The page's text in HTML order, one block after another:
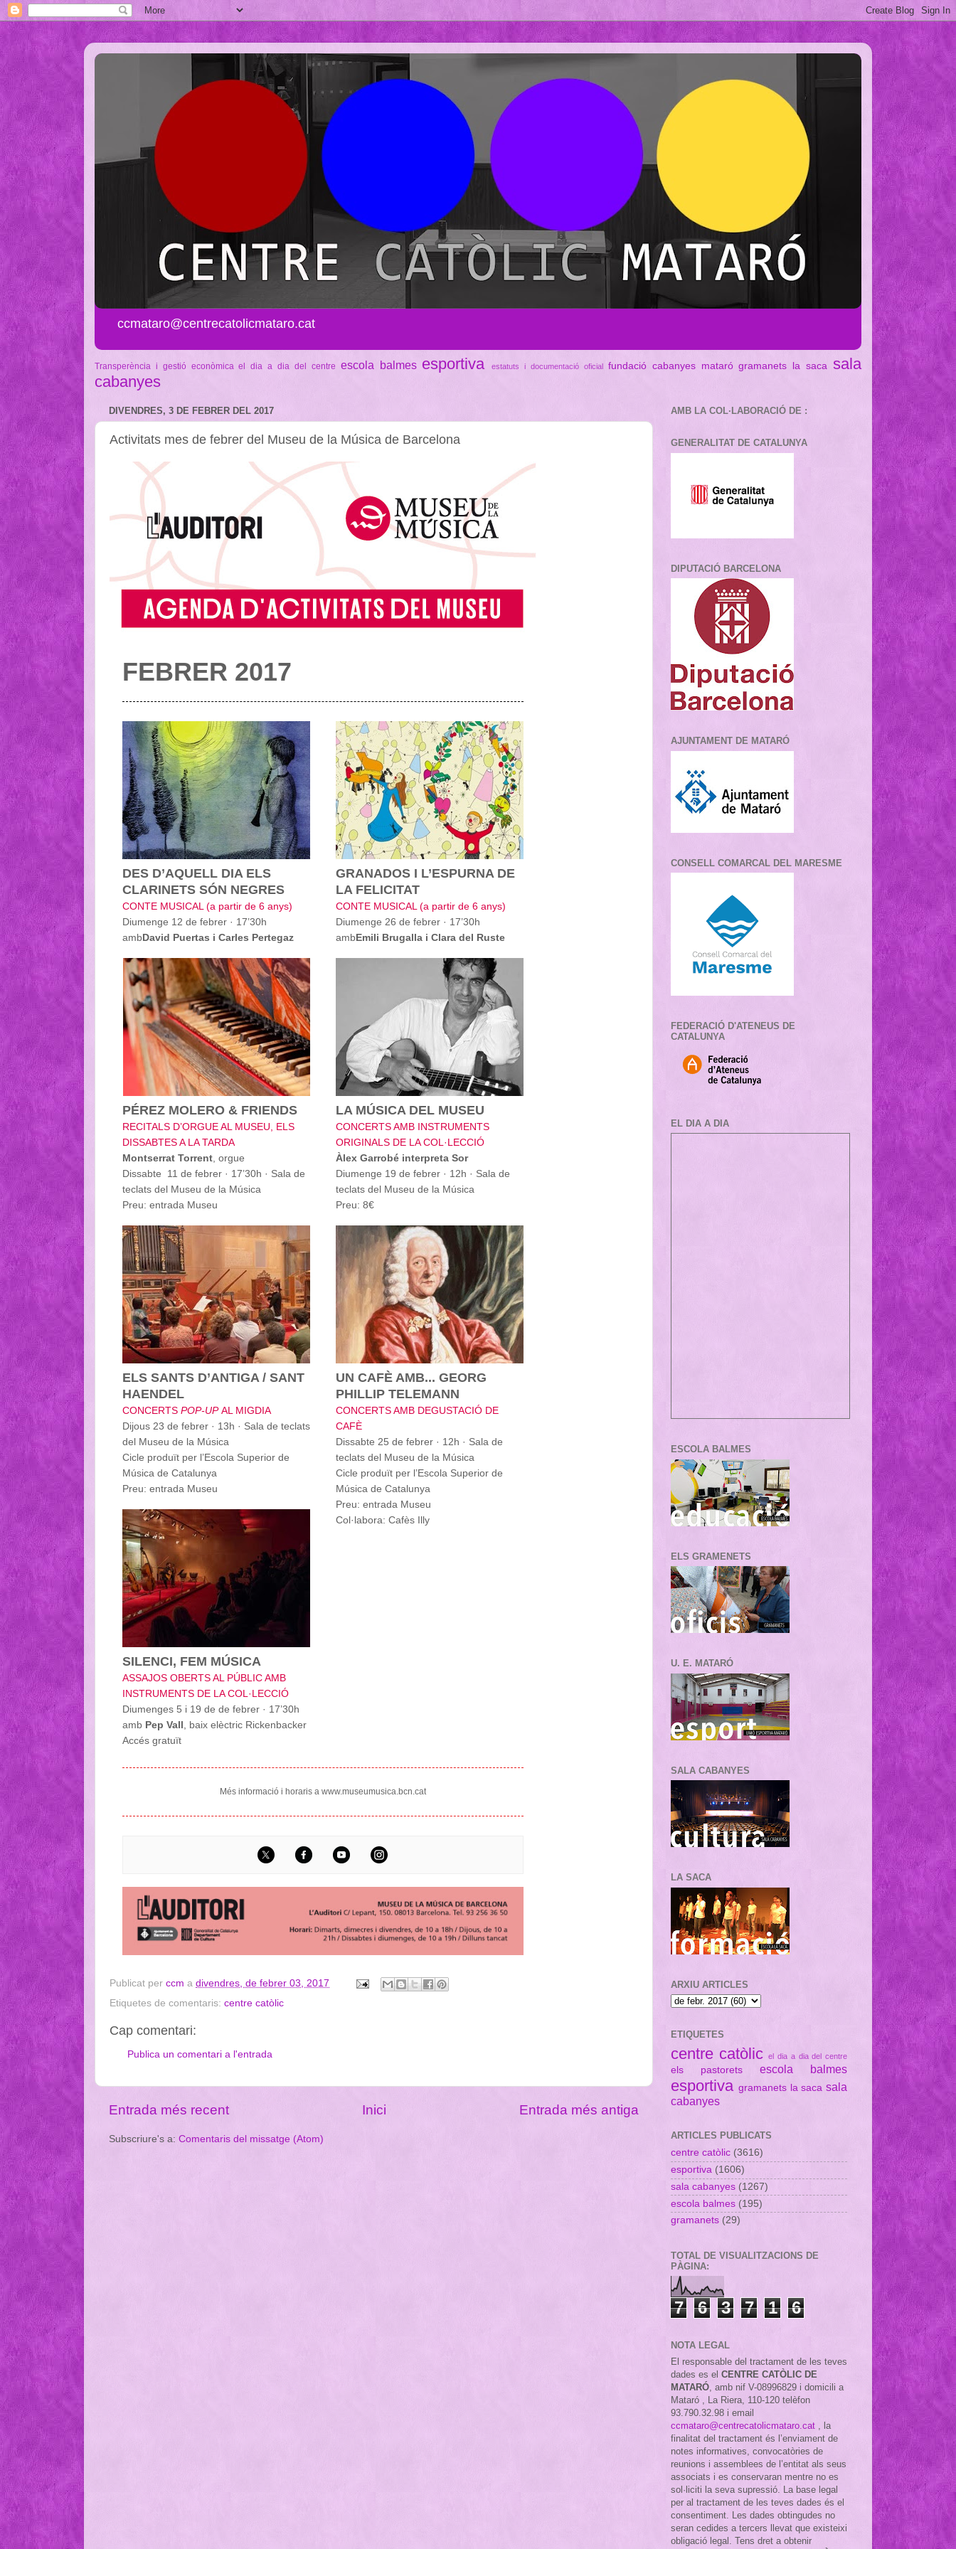
ccmataro@centrecatolicmataro.cat
Transperència i gestió econòmica el dia a dia del centre escola balmes esportiva estatuts i documentació oficial fundació cabanyes mataró gramanets la saca
sala
cabanyes
DIVENDRES, 3 DE FEBRER DEL 2017
Activitats mes de febrer del Museu de la Música de Barcelona
FEBRER 2017
DES D’AQUELL DIA ELS
CLARINETS SÓN NEGRES
CONTE MUSICAL (a partir de 6 anys)
Diumenge 12 de febrer · 17’30h
ambDavid Puertas i Carles Pertegaz
PÉREZ MOLERO & FRIENDS
RECITALS D’ORGUE AL MUSEU, ELS
DISSABTES A LA TARDA
Montserrat Torrent , orgue
Dissabte 11 de febrer · 17’30h · Sala de
teclats del Museu de la Música
Preu: entrada Museu
ELS SANTS D’ANTIGA / SANT
HAENDEL
CONCERTS POP-UPAL MIGDIA
Dijous 23 de febrer · 13h · Sala de teclats
del Museu de la Música
Cicle produït per l’Escola Superior de
Música de Catalunya
Preu: entrada Museu
SILENCI, FEM MÚSICA
ASSAJOS OBERTS AL PÚBLIC AMB
INSTRUMENTS DE LA COL·LECCIÓ
Diumenges 5 i 19 de de febrer · 17’30h
amb Pep Vall , baix elèctric Rickenbacker
Accés gratuït
GRANADOS I L’ESPURNA DE
LA FELICITAT
CONTE MUSICAL (a partir de 6 anys)
Diumenge 26 de febrer · 17’30h
ambEmili Brugalla i Clara del Ruste
LA MÚSICA DEL MUSEU
CONCERTS AMB INSTRUMENTS
ORIGINALS DE LA COL·LECCIÓ
Àlex Garrobé interpreta Sor
Diumenge 19 de febrer · 12h · Sala de
teclats del Museu de la Música
Preu: 8€
UN CAFÈ AMB... GEORG
PHILLIP TELEMANN
CONCERTS AMB DEGUSTACIÓ DE
CAFÈ
Dissabte 25 de febrer · 12h · Sala de
teclats del Museu de la Música
Cicle produït per l’Escola Superior de
Música de Catalunya
Preu: entrada Museu
Col·labora: Cafès Illy
Més informació i horaris a www.museumusica.bcn.cat
Publicat per ccm a divendres, de febrer 03, 2017
Etiquetes de comentaris: centre catòlic
Cap comentari:
Publica un comentari a l'entrada
Entrada més recent Entrada més antiga
Inici
Subscriure's a: Comentaris del missatge (Atom)
AMB LA COL·LABORACIÓ DE :
GENERALITAT DE CATALUNYA
DIPUTACIÓ BARCELONA
AJUNTAMENT DE MATARÓ
CONSELL COMARCAL DEL MARESME
FEDERACIÓ D'ATENEUS DE
CATALUNYA
EL DIA A DIA
ESCOLA BALMES
ELS GRAMENETS
U. E. MATARÓ
SALA CABANYES
LA SACA
ARXIU ARTICLES
ETIQUETES
centre catòlic el dia a dia del centre
els pastorets escola balmes
esportiva gramanets la saca sala
cabanyes
ARTICLES PUBLICATS
centre catòlic (3616)
esportiva (1606)
sala cabanyes (1267)
escola balmes (195)
gramanets (29)
TOTAL DE VISUALITZACIONS DE
PÀGINA:
7 6 3 7 1 6
NOTA LEGAL
El responsable del tractament de les teves
dades es el CENTRE CATÒLIC DE
MATARÓ , amb nif V-08996829 i domicili a
Mataró , La Riera, 110-120 telèfon
93.790.32.98 i email
ccmataro@centrecatolicmataro.cat
la
finalitat del tractament és l’enviament de
notes informatives, convocatòries de
reunions i assemblees de l’entitat als seus
associats i es conservaran mentre no es
sol·liciti la seva supressió. La base legal
per al tractament de les teves dades és el
consentiment. Les dades obtingudes no
seran cedides a tercers llevat que existeixi
obligació legal. Tens dret a obtenir